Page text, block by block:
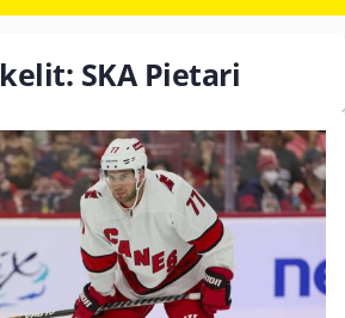
SKA Pietari